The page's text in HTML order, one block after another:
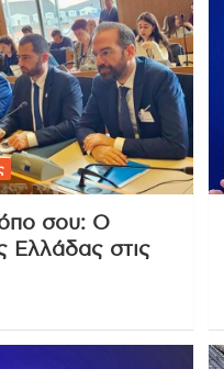
σου: Ο
Ελλάδας στις